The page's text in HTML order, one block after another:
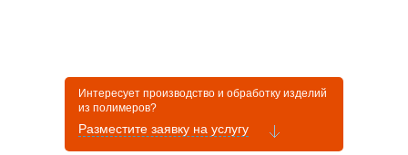
Интересует производство и обработку изделий
из полимеров?
Разместите заявку на услугу